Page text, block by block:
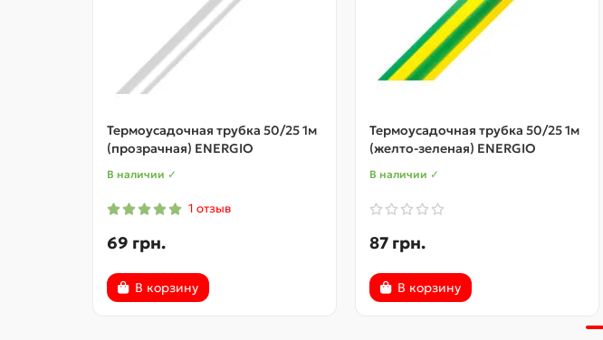
Термоусадочная трубка 50/25 1м
(прозрачная) ENERGIO
В наличии ✓
1 отзыв
69 грн.
В корзину
Термоусадочная трубка 50/25 1м
(желто-зеленая) ENERGIO
В наличии ✓
87 грн.
В корзину